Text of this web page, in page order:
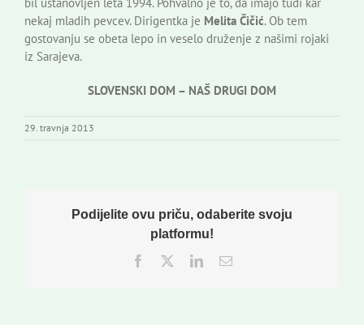
nekaj mladih pevcev. Dirigentka je Melita Čičić. Ob tem
gostovanju se obeta lepo in veselo druženje z našimi rojaki
iz Sarajeva.
SLOVENSKI DOM – NAŠ DRUGI DOM
29. travnja 2013
Podijelite ovu priču, odaberite svoju
platformu!
Facebook
TwitterLinkedInEmail: